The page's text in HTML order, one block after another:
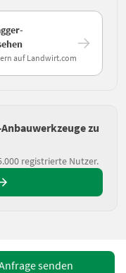
auf Landwirt.com
zu
registrierte Nutzer.
senden